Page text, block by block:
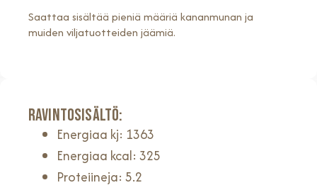
Saattaa sisältää pieniä määriä kananmunan ja
muiden viljatuotteiden jäämiä.
Ravintosisältö:
Energiaa kj: 1363
Energiaa kcal: 325
Proteiineja: 5.2